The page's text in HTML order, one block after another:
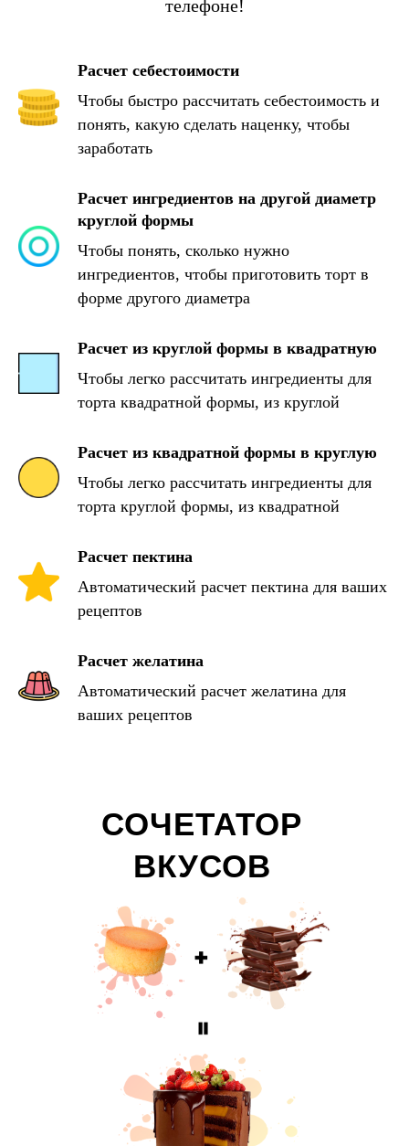
телефоне!
Расчет себестоимости
Чтобы быстро рассчитать себестоимость и
понять, какую сделать наценку, чтобы
заработать
Расчет ингредиентов на другой диаметр
круглой формы
Чтобы понять, сколько нужно
ингредиентов, чтобы приготовить торт в
форме другого диаметра
Расчет из круглой формы в квадратную
Чтобы легко рассчитать ингредиенты для
торта квадратной формы, из круглой
Расчет из квадратной формы в круглую
Чтобы легко рассчитать ингредиенты для
торта круглой формы, из квадратной
Расчет пектина
Автоматический расчет пектина для ваших
рецептов
Расчет желатина
Автоматический расчет желатина для
ваших рецептов
СОЧЕТАТОР
ВКУСОВ